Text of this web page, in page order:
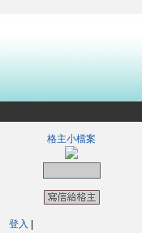
格主小檔案
登入